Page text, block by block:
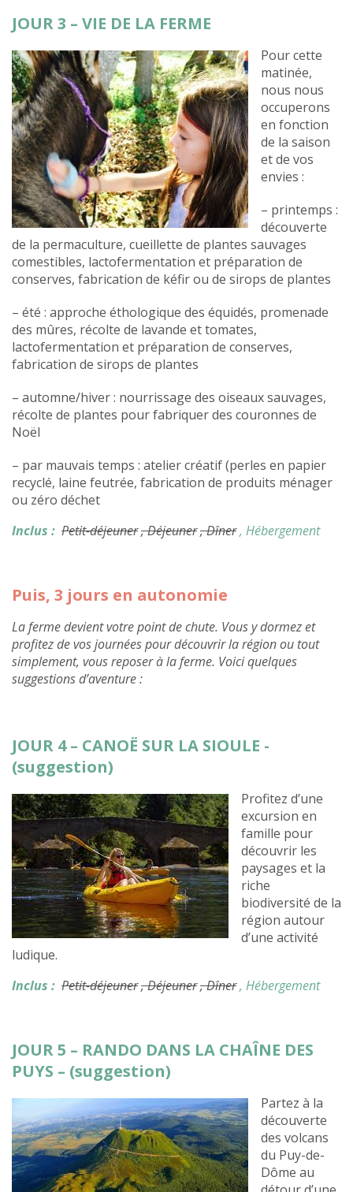
JOUR 3 – VIE DE LA FERME
Pour cette
matinée,
nous nous
occuperons
en fonction
de la saison
et de vos
envies :
– printemps :
découverte
de la permaculture, cueillette de plantes sauvages
comestibles, lactofermentation et préparation de
conserves, fabrication de kéfir ou de sirops de plantes
– été : approche éthologique des équidés, promenade
des mûres, récolte de lavande et tomates,
lactofermentation et préparation de conserves,
fabrication de sirops de plantes
– automne/hiver : nourrissage des oiseaux sauvages,
récolte de plantes pour fabriquer des couronnes de
Noël
– par mauvais temps : atelier créatif (perles en papier
recyclé, laine feutrée, fabrication de produits ménager
ou zéro déchet
Inclus : Petit-déjeuner, Déjeuner, Dîner, Hébergement
Puis, 3 jours en autonomie
La ferme devient votre point de chute. Vous y dormez et
profitez de vos journées pour découvrir la région ou tout
simplement, vous reposer à la ferme. Voici quelques
suggestions d’aventure :
JOUR 4 – CANOË SUR LA SIOULE -
(suggestion)
Profitez d’une
excursion en
famille pour
découvrir les
paysages et la
riche
biodiversité de la
région autour
d’une activité
ludique.
Inclus : Petit-déjeuner, Déjeuner, Dîner, Hébergement
JOUR 5 – RANDO DANS LA CHAÎNE DES
PUYS – (suggestion)
Partez à la
découverte
des volcans
du Puy-de-
Dôme au